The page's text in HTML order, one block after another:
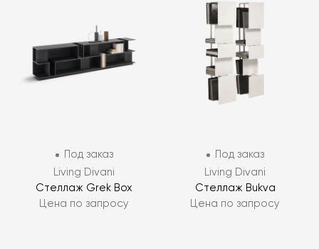
Под заказ
Living Divani
Стеллаж Grek Box
Цена по запросу
Под заказ
Living Divani
Стеллаж Bukva
Цена по запросу